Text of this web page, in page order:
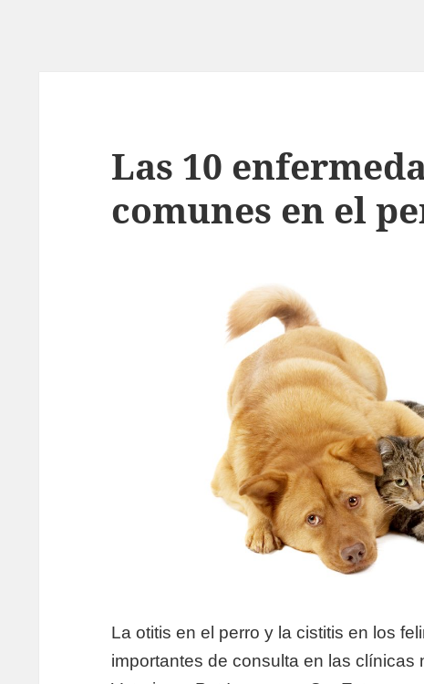
Las 10
comunes en el
La otitis en el perro y la cistitis en los
importantes de consulta en las clínicas